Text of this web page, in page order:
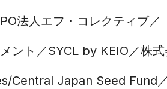
法人エフ・コレクティブ
ント SYCL by KEIO 株
Central Japan Seed Fund